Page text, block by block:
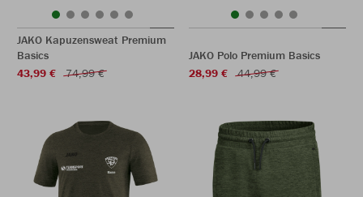
JAKO Kapuzensweat Premium
Basics
43,99 €
74,99 €
JAKO Polo Premium Basics
28,99 €
44,99 €